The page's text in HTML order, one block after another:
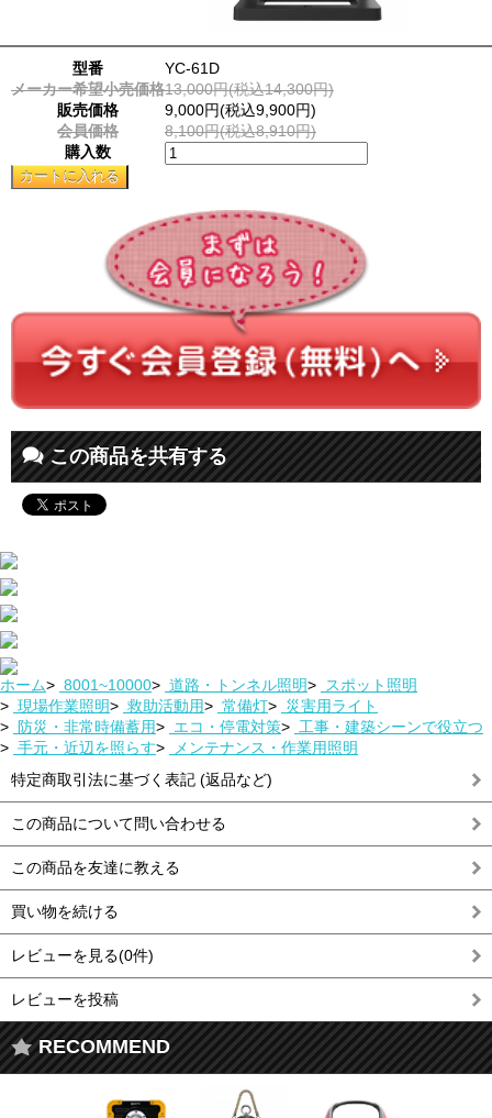
型番
YC-61D
メーカー希望小売価格13,000円(税込14,300円)
販売価格
9,000円(税込9,900円)
会員価格
8,100円(税込8,910円)
購入数
この商品を共有する
ホーム> 8001~10000> 道路・トンネル照明> スポット照明
> 現場作業照明> 救助活動用> 常備灯> 災害用ライト
> 防災・非常時備蓄用> エコ・停電対策> 工事・建築シーンで役立つ
> 手元・近辺を照らす>
メンテナンス・作業用照明
特定商取引法に基づく表記 (返品など)
この商品について問い合わせる
この商品を友達に教える
買い物を続ける
レビューを見る(0件)
レビューを投稿
RECOMMEND